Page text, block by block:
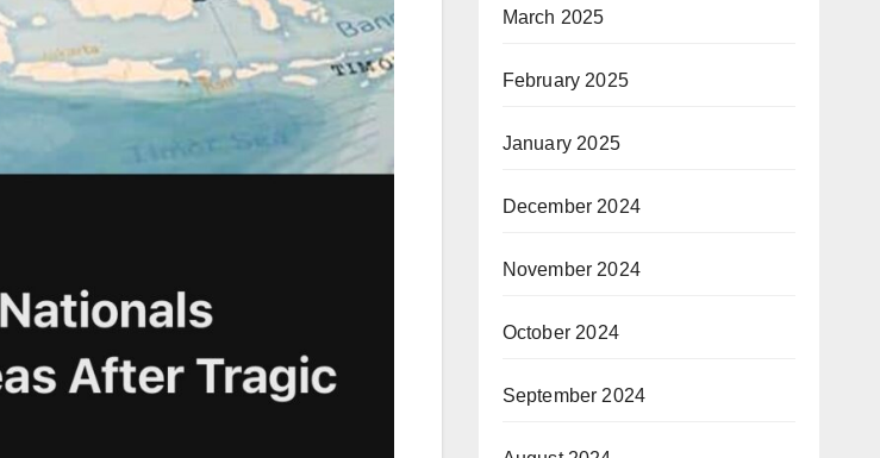
March 2025
February 2025
January 2025
December 2024
November 2024
October 2024
September 2024